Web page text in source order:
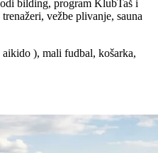
bilding, program KlubTaš i
vežbe plivanje, sauna
), mali fudbal, košarka,